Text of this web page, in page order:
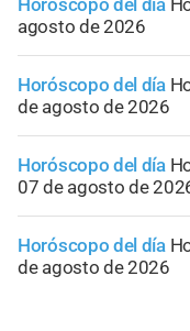
agosto de 2026
Horóscopo del día
de agosto de 2026
Horóscopo del día
07 de agosto de
Horóscopo del día
de agosto de 2026